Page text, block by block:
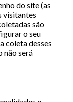
do site (as
visitantes
são
o seu
coleta desses
não será